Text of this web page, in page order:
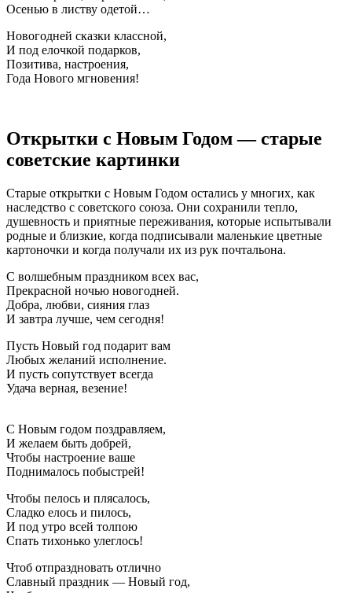
Осенью в листву одетой…
Новогодней сказки классной,
И под елочкой подарков,
Позитива, настроения,
Года Нового мгновения!
Открытки с Новым Годом — старые
советские картинки
Старые открытки с Новым Годом остались у многих, как
наследство с советского союза. Они сохранили тепло,
душевность и приятные переживания, которые испытывали
родные и близкие, когда подписывали маленькие цветные
картоночки и когда получали их из рук почтальона.
С волшебным праздником всех вас,
Прекрасной ночью новогодней.
Добра, любви, сияния глаз
И завтра лучше, чем сегодня!
Пусть Новый год подарит вам
Любых желаний исполнение.
И пусть сопутствует всегда
Удача верная, везение!
С Новым годом поздравляем,
И желаем быть добрей,
Чтобы настроение ваше
Поднималось побыстрей!
Чтобы пелось и плясалось,
Сладко елось и пилось,
И под утро всей толпою
Спать тихонько улеглось!
Чтоб отпраздновать отлично
Славный праздник — Новый год,